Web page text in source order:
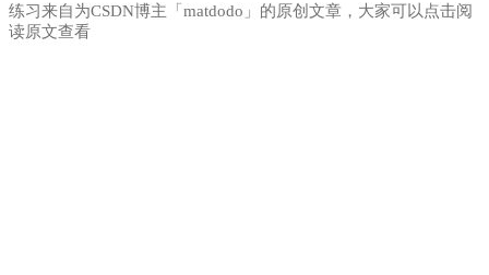
练习来自为CSDN博主「matdodo」的原创文章，大家可以点击阅
读原文查看